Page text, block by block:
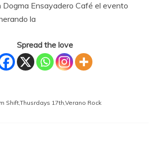
Dogma Ensayadero Café el evento
la
Spread the love
Shift,Thusrdays 17th,Verano Rock